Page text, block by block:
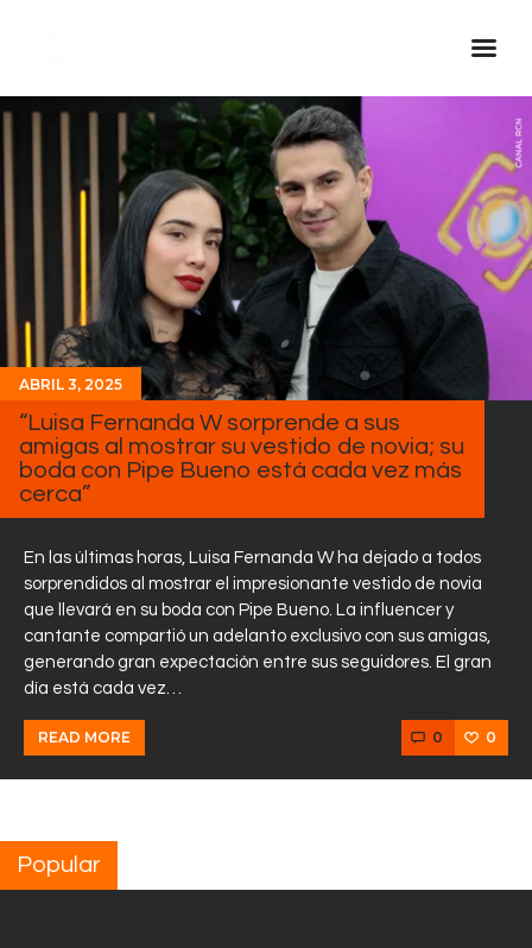
Inicio Real FM
Streaming
En Vivo
Descarga La APP
Programas
Noticias
Equipo
Sobre Nosotros
Contactos
ABRIL 3, 2025
“Luisa Fernanda W sorprende a sus
amigas al mostrar su vestido de novia; su
boda con Pipe Bueno está cada vez más
cerca”
En las últimas horas, Luisa Fernanda W ha dejado a todos
sorprendidos al mostrar el impresionante vestido de novia
que llevará en su boda con Pipe Bueno. La influencer y
cantante compartió un adelanto exclusivo con sus amigas,
generando gran expectación entre sus seguidores. El gran
día está cada vez…
READ MORE 0 0
Popular